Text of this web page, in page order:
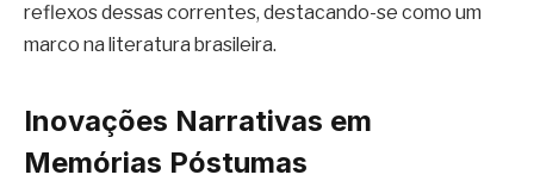
reflexos dessas correntes, destacando-se como um
marco na literatura brasileira.
Inovações Narrativas em
Memórias Póstumas